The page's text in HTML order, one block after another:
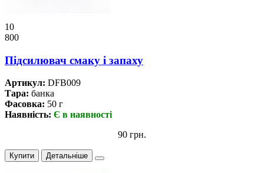
10
800
Підсилювач смаку і запаху
Артикул: DFB009
Тара: банка
Фасовка: 50 г
Наявність: Є в наявності
90 грн.
Купити Детальніше